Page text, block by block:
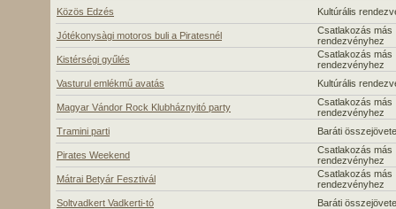
Közös Edzés Kultúrális
Jótékonysàgi motoros buli a Piratesnél
Csatlakozás más
rendezvényhez
Kistérségi gyűlés
Csatlakozás más
rendezvényhez
Vasturul emlékmű avatás
Kultúrális
Magyar Vándor Rock Klubháznyitó party
Csatlakozás más
rendezvényhez
Tramini parti
Baráti
Pirates Weekend
Csatlakozás más
rendezvényhez
Mátrai Betyár Fesztivál
Csatlakozás más
rendezvényhez
Soltvadkert Vadkerti-tó
Baráti